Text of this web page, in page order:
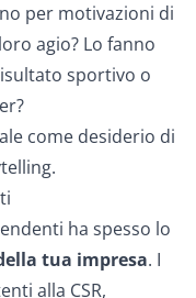
per motivazioni di
agio? Lo fanno
sportivo o
come desiderio di
ha spesso lo
tua impresa. I
alla CSR,